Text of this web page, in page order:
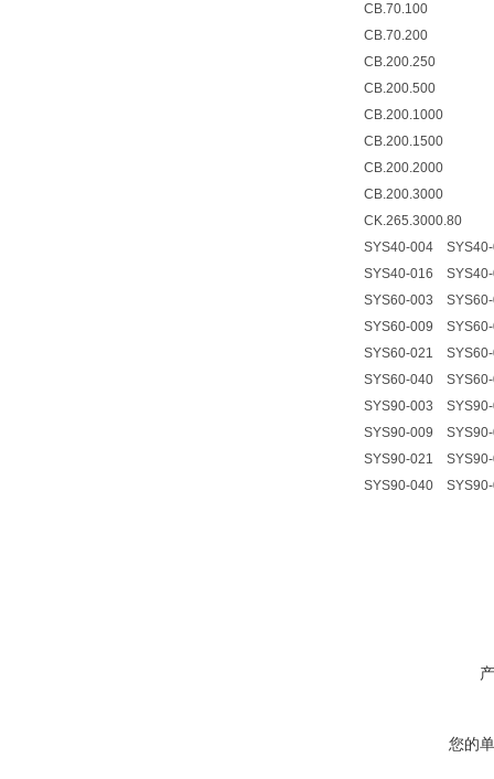
CB.70.100
CB.70.200
CB.200.250
CB.200.500
CB.200.1000
CB.200.1500
CB.200.2000
CB.200.3000
CK.265.3000.80
SYS40-004
SYS40-016
SYS60-003
SYS60-009
SYS60-021
SYS60-040
SYS90-003
SYS90-009
SYS90-021
SYS90-040
您的